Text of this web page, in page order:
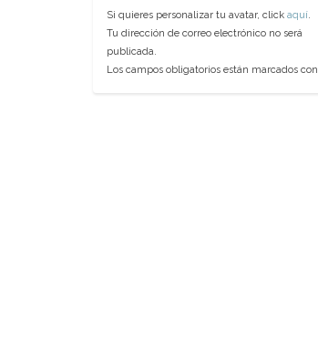
Si quieres personalizar tu avatar, click aquí.
Tu dirección de correo electrónico no será
publicada.
Los campos obligatorios están marcados con